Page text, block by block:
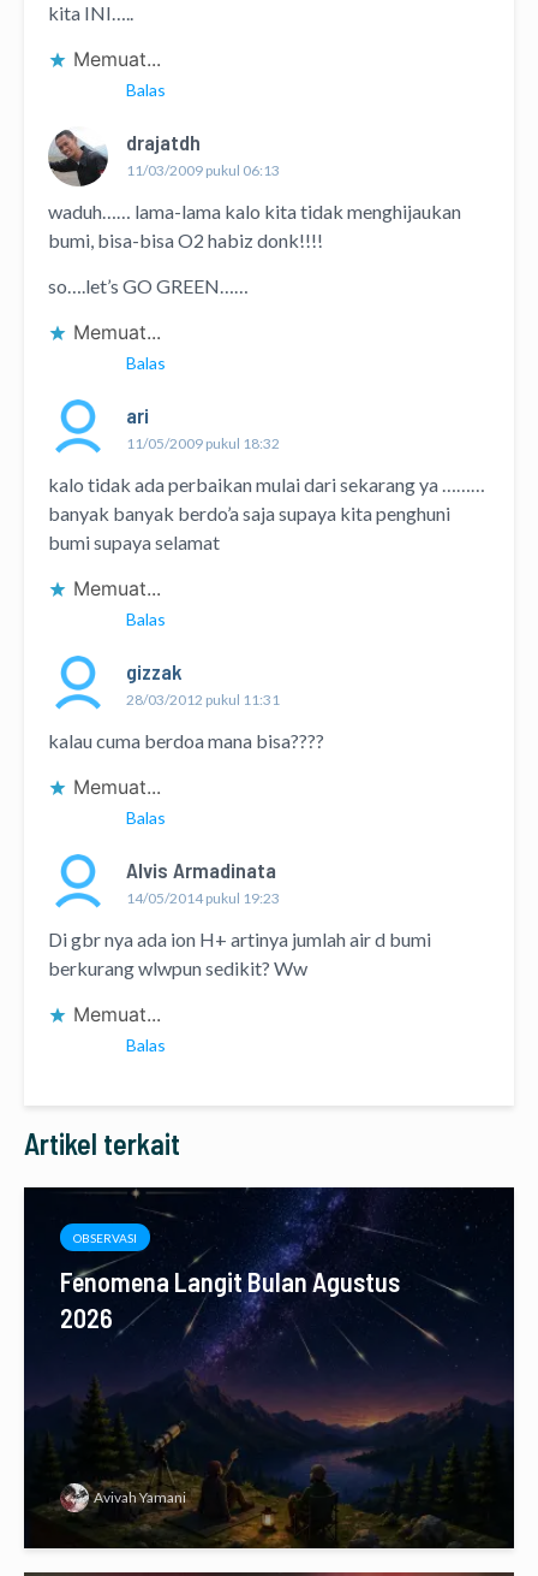
kita INI…..
Memuat...
Balas
drajatdh
11/03/2009 pukul 06:13
waduh…… lama-lama kalo kita tidak menghijaukan
bumi, bisa-bisa O2 habiz donk!!!!
so….let’s GO GREEN……
Memuat...
Balas
ari
11/05/2009 pukul 18:32
kalo tidak ada perbaikan mulai dari sekarang ya ………
banyak banyak berdo’a saja supaya kita penghuni
bumi supaya selamat
Memuat...
Balas
gizzak
28/03/2012 pukul 11:31
kalau cuma berdoa mana bisa????
Memuat...
Balas
Alvis Armadinata
14/05/2014 pukul 19:23
Di gbr nya ada ion H+ artinya jumlah air d bumi
berkurang wlwpun sedikit? Ww
Memuat...
Balas
Artikel terkait
OBSERVASI
Fenomena Langit Bulan Agustus
2026
Avivah Yamani